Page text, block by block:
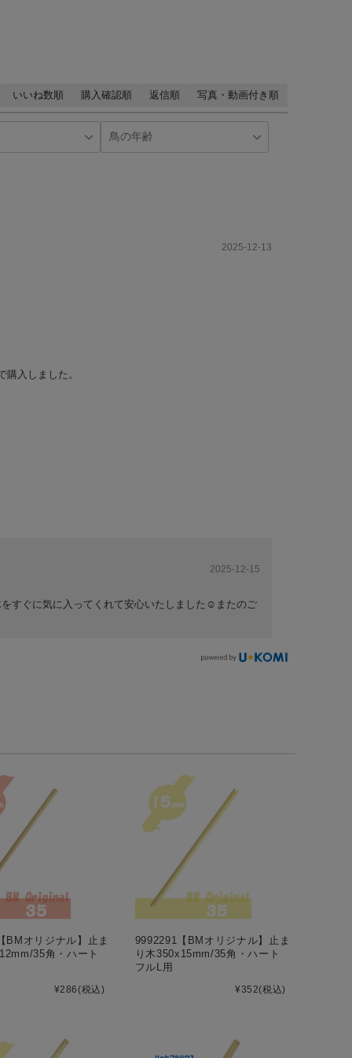
いいね数順 購入確認順 返信順 写真・動画付き順
2025-12-13
入しました。
2025-12-15
すぐに気に入ってくれて安心いたしました☺️またのご
BMオリジナル】止ま
35角・ハート
¥286(税込)
9992291【BMオリジナル】止ま
り木350x15mm/35角・ハート
フルL用
¥352(税込)